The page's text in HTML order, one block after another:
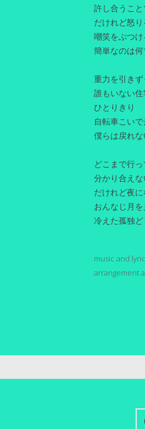
許し合うこ
だけれど怒り
嘲笑をぶつ
簡単なのは何
重力を引きず
誰もいない
ひとりきり
自転車こい
僕らは戻れな
どこまで行
分かり合えな
だけれど夜
おんなじ月
冷えた孤独ど
music and
arrangement